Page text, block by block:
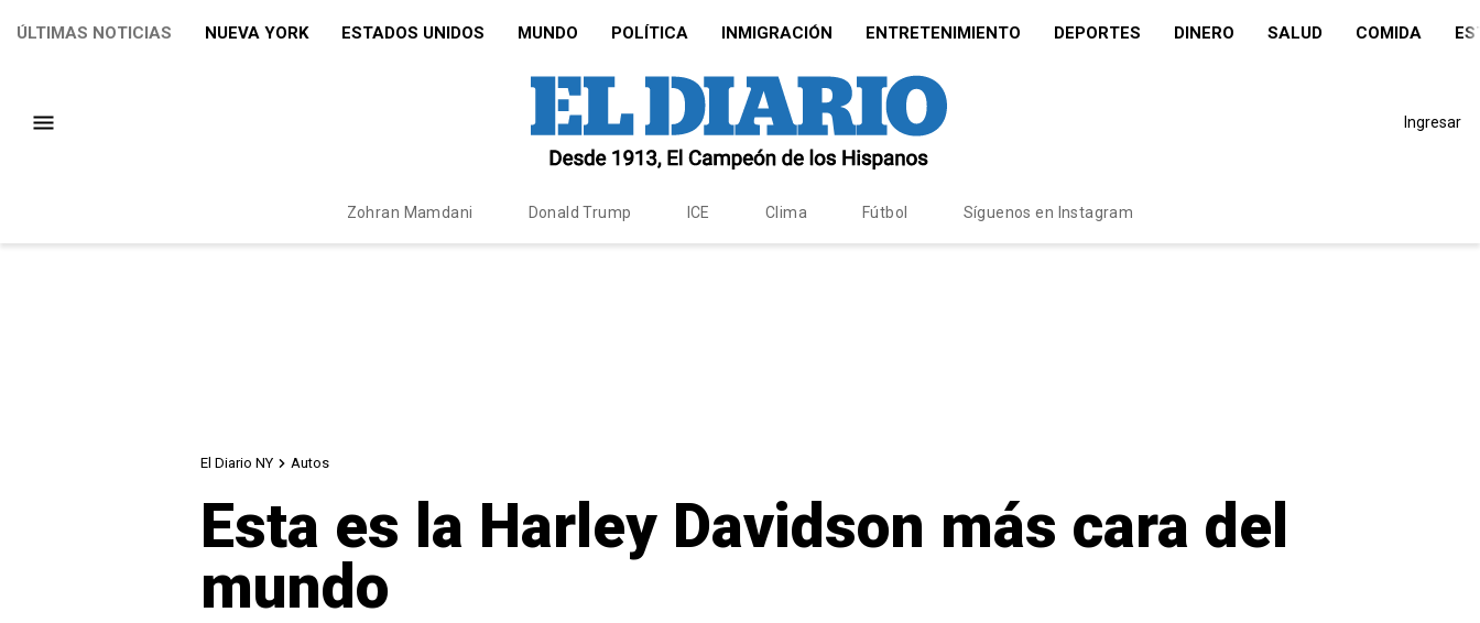
ÚLTIMAS NOTICIAS NUEVA YORK ESTADOS UNIDOS MUNDO POLÍTICA INMIGRACIÓN ENTRETENIMIENTO DEPORTES DINERO SALUD COMIDA
Ingresar
Zohran Mamdani Donald Trump ICE Clima Fútbol Síguenos en Instagram
El Diario NY Autos
Esta es la Harley Davidson más cara del
mundo